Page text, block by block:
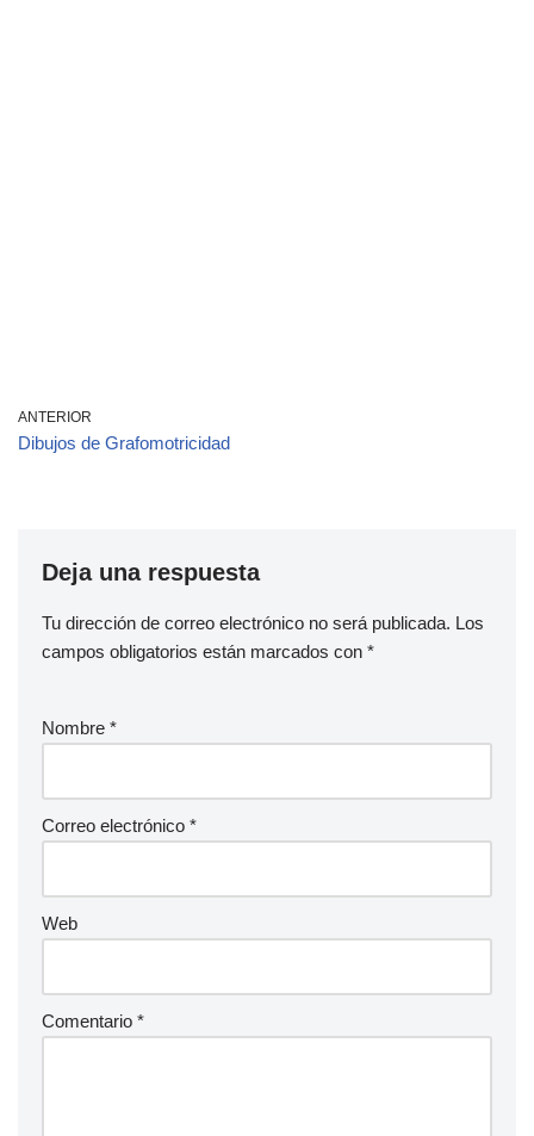
ANTERIOR
Dibujos de Grafomotricidad
Deja una respuesta
Tu dirección de correo electrónico no será publicada. Los
campos obligatorios están marcados con *
Nombre *
Correo electrónico *
Web
Comentario *